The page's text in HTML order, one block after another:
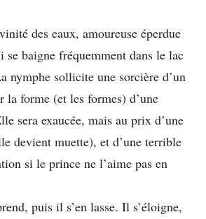
des eaux, amoureuse éperdue
se baigne fréquemment dans le lac
nymphe sollicite une sorcière d’un
la forme (et les formes) d’une
sera exaucée, mais au prix d’une
devient muette), et d’une terrible
si le prince ne l’aime pas en
puis il s’en lasse. Il s’éloigne,